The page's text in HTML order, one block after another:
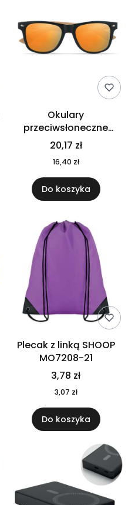
Okulary
przeciwsłoneczne
CALIFORNIA TOUCH
MO9617-10
20,17 zł
16,40 zł
Do koszyka
Plecak z linką SHOOP
MO7208-21
3,78 zł
3,07 zł
Do koszyka